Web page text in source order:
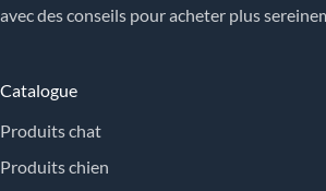
avec des conseils pour acheter plus
Catalogue
Produits chat
Produits chien